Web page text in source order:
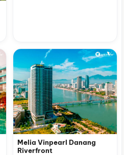
Melia Vinpearl Danang
Riverfront